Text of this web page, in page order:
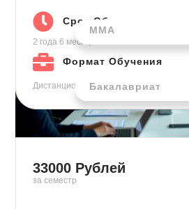
Срок Обучения
2 года 6 месяцев
Формат Обучения
Дистанционно
ММА
Бакалавриат
33000 Рублей
за семестр